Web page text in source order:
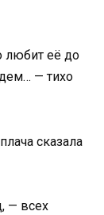
любит её до
— тихо
сказала
— всех